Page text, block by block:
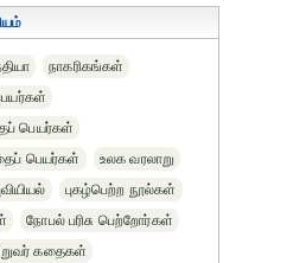
நாகரிகங்கள்
பெயர்கள்
பெயர்கள்
உலக வரலாறு
புகழ்பெற்ற நூல்கள்
நோபல் பரிசு‎ பெற்றோர்‎கள்
கதைகள்